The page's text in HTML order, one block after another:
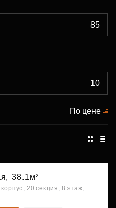
По цене
38.1м²
20 секция, 8 этаж,